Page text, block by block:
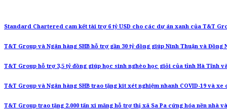
Standard Chartered cam kết tài trợ 6 tỷ USD cho các dự án xanh của T&T
T&T Group và Ngân hàng SHB hỗ trợ gần 30 tỷ đồng giúp Ninh Thuận và Đồng
T&T Group hỗ trợ 3,5 tỷ đồng giúp học sinh nghèo học giỏi của tỉnh Hà Tĩnh
T&T Group và Ngân hàng SHB trao tặng kit xét nghiệm nhanh COVID-19 và
T&T Group trao tặng 2.000 tấn xi măng hỗ trợ thị xã Sa Pa cứng hóa nền nhà